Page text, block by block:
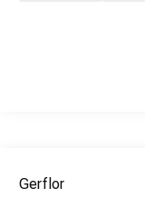
Gerflor